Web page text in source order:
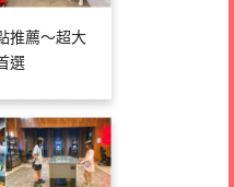
推薦～超大
選